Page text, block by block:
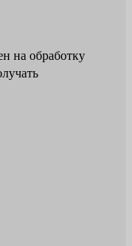
на обработку